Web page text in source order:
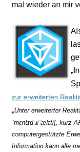
mal wieder an mir
zur erweiterten
„Unter erweiterter
ˈmɛntɪd ɹiˈælɪti], kurz
computergestützte
Information kann alle